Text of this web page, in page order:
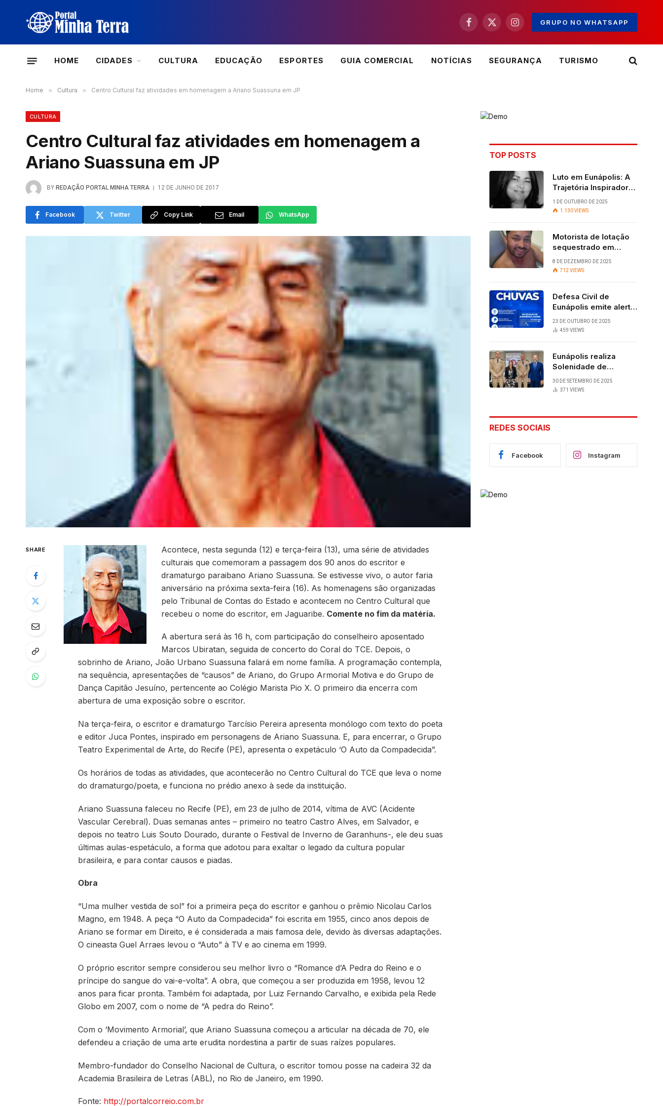
Facebook
X
Instagram
GRUPO NO WHATSAPP
HOME CIDADES CULTURA EDUCAÇÃO ESPORTES GUIA COMERCIAL NOTÍCIAS SEGURANÇA TURISMO
Home » Cultura » Centro Cultural faz atividades em homenagem a Ariano Suassuna em JP
CULTURA
Centro Cultural faz atividades em homenagem a
Ariano Suassuna em JP
BY REDAÇÃO PORTAL MINHA TERRA 12 DE JUNHO DE 2017
Facebook Twitter Copy Link Email WhatsApp
SHARE
Acontece, nesta segunda (12) e terça-feira (13), uma série de atividades
culturais que comemoram a passagem dos 90 anos do escritor e
dramaturgo paraibano Ariano Suassuna. Se estivesse vivo, o autor faria
aniversário na próxima sexta-feira (16). As homenagens são organizadas
pelo Tribunal de Contas do Estado e acontecem no Centro Cultural que
recebeu o nome do escritor, em Jaguaribe. Comente no fim da matéria.
A abertura será às 16 h, com participação do conselheiro aposentado
Marcos Ubiratan, seguida de concerto do Coral do TCE. Depois, o
sobrinho de Ariano, João Urbano Suassuna falará em nome família. A programação contempla,
na sequência, apresentações de “causos” de Ariano, do Grupo Armorial Motiva e do Grupo de
Dança Capitão Jesuíno, pertencente ao Colégio Marista Pio X. O primeiro dia encerra com
abertura de uma exposição sobre o escritor.
Na terça-feira, o escritor e dramaturgo Tarcísio Pereira apresenta monólogo com texto do poeta
e editor Juca Pontes, inspirado em personagens de Ariano Suassuna. E, para encerrar, o Grupo
Teatro Experimental de Arte, do Recife (PE), apresenta o expetáculo ‘O Auto da Compadecida”.
Os horários de todas as atividades, que acontecerão no Centro Cultural do TCE que leva o nome
do dramaturgo/poeta, e funciona no prédio anexo à sede da instituição.
Ariano Suassuna faleceu no Recife (PE), em 23 de julho de 2014, vítima de AVC (Acidente
Vascular Cerebral). Duas semanas antes – primeiro no teatro Castro Alves, em Salvador, e
depois no teatro Luis Souto Dourado, durante o Festival de Inverno de Garanhuns-, ele deu suas
últimas aulas-espetáculo, a forma que adotou para exaltar o legado da cultura popular
brasileira, e para contar causos e piadas.
Obra
“Uma mulher vestida de sol” foi a primeira peça do escritor e ganhou o prêmio Nicolau Carlos
Magno, em 1948. A peça “O Auto da Compadecida” foi escrita em 1955, cinco anos depois de
Ariano se formar em Direito, e é considerada a mais famosa dele, devido às diversas adaptações.
O cineasta Guel Arraes levou o “Auto” à TV e ao cinema em 1999.
O próprio escritor sempre considerou seu melhor livro o “Romance d’A Pedra do Reino e o
príncipe do sangue do vai-e-volta”. A obra, que começou a ser produzida em 1958, levou 12
anos para ficar pronta. Também foi adaptada, por Luiz Fernando Carvalho, e exibida pela Rede
Globo em 2007, com o nome de “A pedra do Reino”.
Com o ‘Movimento Armorial’, que Ariano Suassuna começou a articular na década de 70, ele
defendeu a criação de uma arte erudita nordestina a partir de suas raízes populares.
Membro-fundador do Conselho Nacional de Cultura, o escritor tomou posse na cadeira 32 da
Academia Brasileira de Letras (ABL), no Rio de Janeiro, em 1990.
Fonte: http://portalcorreio.com.br
TOP POSTS
Luto em Eunápolis: A
Trajetória Inspiradora
da ex-vereadora Ruth
Contadora
1 DE OUTUBRO DE 2025
1.130VIEWS
Motorista de lotação
sequestrado em
Eunápolis é
encontrado com vida
8 DE DEZEMBRO DE 2025
712 VIEWS
Defesa Civil de
Eunápolis emite alerta
para chuvas
23 DE OUTUBRO DE 2025
459 VIEWS
Eunápolis realiza
Solenidade de
Assunção do 28º
BPM, conquista
Cláudia e Robério
30 DE SETEMBRO DE 2025
371 VIEWS
REDES SOCIAIS
Facebook Instagram